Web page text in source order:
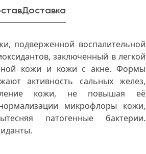
Доставка
подверженной воспалительной
заключенный в легкой
кожи и кожи с акне. Формы
активность сальных желез,
кожи, не повышая её
микрофлоры кожи,
патогенные бактерии.